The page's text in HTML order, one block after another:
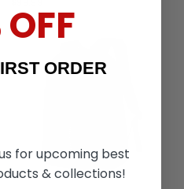
ORDER
for upcoming best
& collections!